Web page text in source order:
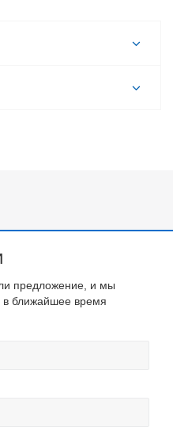
предложение, и мы
в ближайшее время